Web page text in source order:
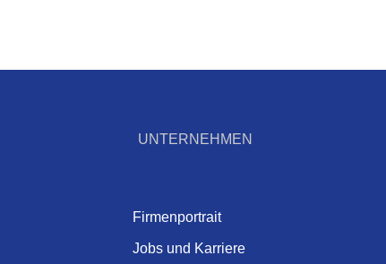
UNTERNEHMEN
Firmenportrait
Jobs und Karriere